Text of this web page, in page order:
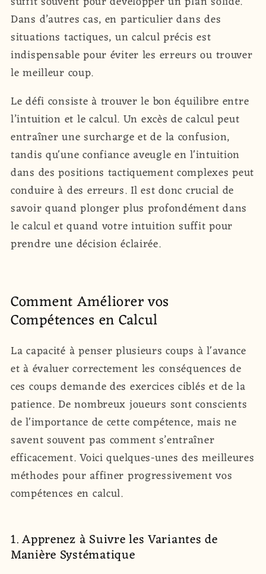
Dans d’autres cas, en particulier dans des
situations tactiques, un calcul précis est
indispensable pour éviter les erreurs ou trouver
le meilleur coup.
Le défi consiste à trouver le bon équilibre entre
l’intuition et le calcul. Un excès de calcul peut
entraîner une surcharge et de la confusion,
tandis qu'une confiance aveugle en l'intuition
dans des positions tactiquement complexes peut
conduire à des erreurs. Il est donc crucial de
savoir quand plonger plus profondément dans
le calcul et quand votre intuition suffit pour
prendre une décision éclairée.
Comment Améliorer vos
Compétences en Calcul
La capacité à penser plusieurs coups à l'avance
et à évaluer correctement les conséquences de
ces coups demande des exercices ciblés et de la
patience. De nombreux joueurs sont conscients
de l'importance de cette compétence, mais ne
savent souvent pas comment s’entraîner
efficacement. Voici quelques-unes des meilleures
méthodes pour affiner progressivement vos
compétences en calcul.
1. Apprenez à Suivre les Variantes de
Manière Systématique